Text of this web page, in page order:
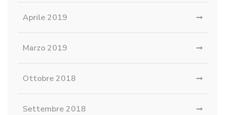
Aprile 2019
Marzo 2019
Ottobre 2018
Settembre 2018